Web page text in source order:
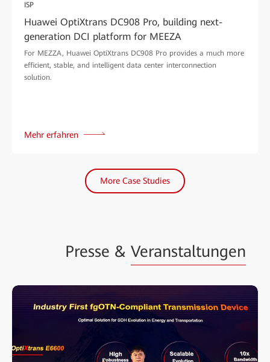
ISP
Huawei OptiXtrans DC908 Pro, building next-
generation DCI platform for MEEZA
For MEZZA, Huawei OptiXtrans DC908 Pro provides a much more
efficient, stable, and intelligent data center interconnection
solution.
Mehr erfahren
More Case Studies
Presse & Veranstaltungen